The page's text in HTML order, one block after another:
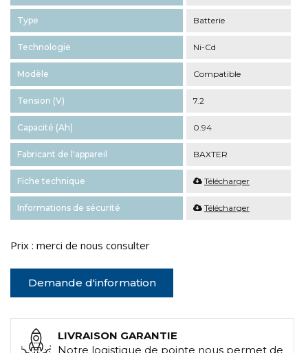
Type Batterie
Technologie Ni-Cd
Modèle Compatible
Tension (V) 7.2
Capacité (Ah) 0.94
Fabricant de l'appareil BAXTER
Fiche technique Télécharger
Informations de sécurité Télécharger
Prix : merci de nous consulter
Demande d'information
LIVRAISON GARANTIE
Notre logistique de pointe nous permet de